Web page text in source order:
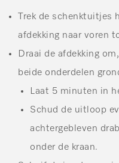
Trek de schenktuitjes
afdekking naar voren
Draai de afdekking
beide onderdelen
Laat 5 minuten in
Schud de uitloop
achtergebleven
onder de kraan.